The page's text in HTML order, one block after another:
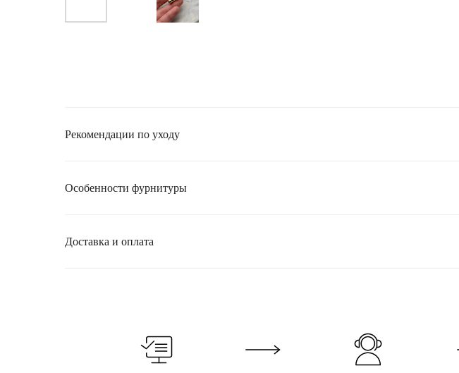
Рекомендации по уходу
Особенности фурнитуры
Доставка и оплата